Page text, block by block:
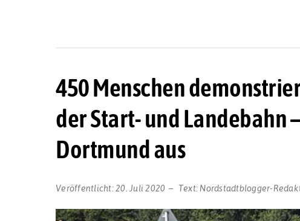
450 Menschen
der Start- und Landebahn
Dortmund aus
Veröffentlicht:20. Juli 2020 Text: Nordstadtblogger-